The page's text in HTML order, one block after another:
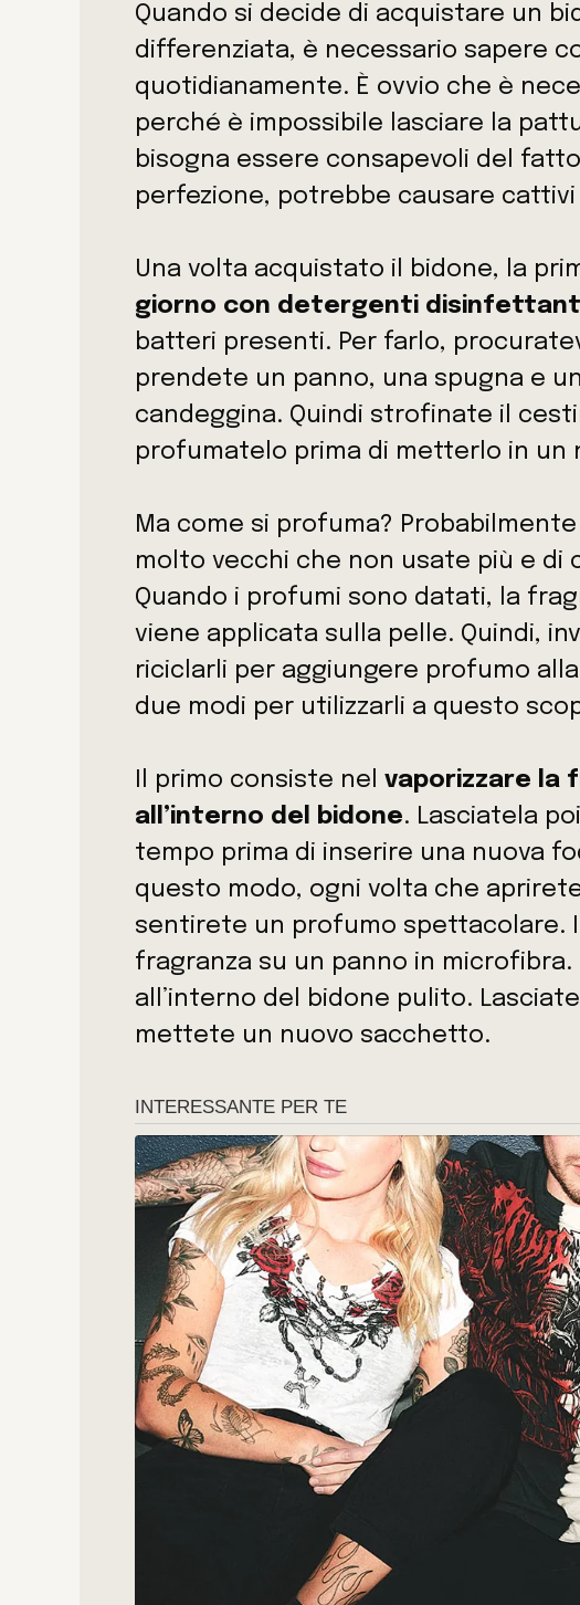
Quando si decide di acquistare un
differenziata, è necessario sapere
quotidianamente. È ovvio che è
perché è impossibile lasciare la
bisogna essere consapevoli del
perfezione, potrebbe causare cattivi
Una volta acquistato il bidone, la
giorno con detergenti
batteri presenti. Per farlo,
prendete un panno, una spugna e
candeggina. Quindi strofinate il
profumatelo prima di metterlo in un
Ma come si profuma?
molto vecchi che non usate più e di
Quando i profumi sono datati, la
viene applicata sulla pelle. Quindi,
riciclarli per aggiungere profumo
due modi per utilizzarli a questo
Il primo consiste nel vaporizzare la
all’interno del bidone. Lasciatela
tempo prima di inserire una nuova
questo modo, ogni volta che
sentirete un profumo spettacolare.
fragranza su un panno in microfibra.
all’interno del bidone pulito.
mettete un nuovo sacchetto.